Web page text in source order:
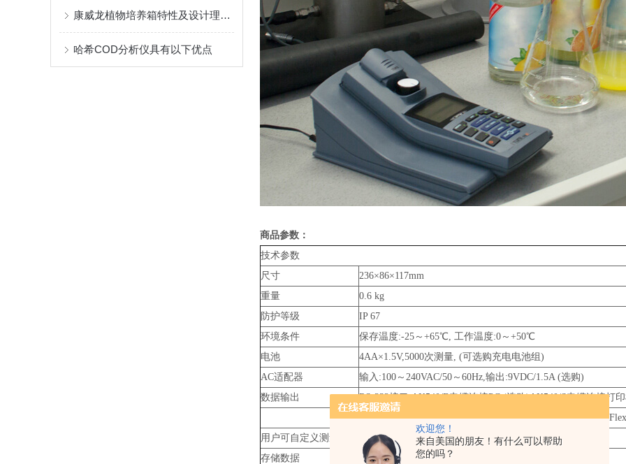
欢迎您！
来自美国的朋友！有什么可以帮助
您的吗？
康威龙植物培养箱特性及设计理念分析
哈希COD分析仪具有以下优点
商品参数：
技术参数
尺寸
236×86×117mm
重量
0.6 kg
防护等级
IP 67
环境条件
保存温度:-25～+65℃, 工作温度:0～+50℃
电池
4AA×1.5V,5000次测量, (可选购充电电池组)
AC适配器
输入:100～240VAC/50～60Hz,输出:9VDC/1.5A (选购)
数据输出
RS-232接口,AK540/B电缆连接PC,(选购)AK540/S电缆连接打
PHotoFlex STD
PHotoFlex PH
用户可自定义测量方法
10 100
存储数据
100